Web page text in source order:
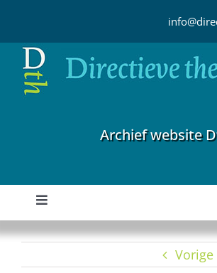
inhoud
Archief website
Toggle
Navigation
Home
Vorige